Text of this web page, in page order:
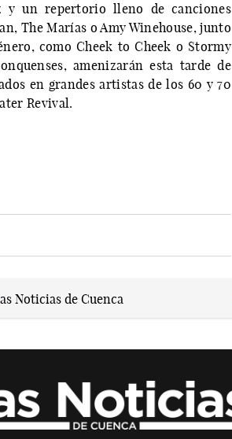
y un repertorio lleno de canciones
The Marías o Amy Winehouse, junto
como Cheek to Cheek o Stormy
amenizarán esta tarde de
en grandes artistas de los 60 y 70
Revival.